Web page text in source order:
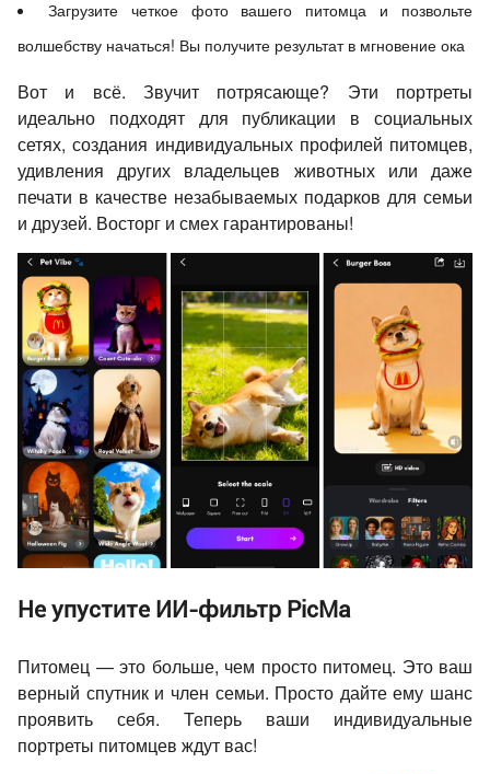
Загрузите четкое фото вашего питомца и позвольте
волшебству начаться! Вы получите результат в мгновение ока
Вот и всё. Звучит потрясающе? Эти портреты
идеально подходят для публикации в социальных
сетях, создания индивидуальных профилей питомцев,
удивления других владельцев животных или даже
печати в качестве незабываемых подарков для семьи
и друзей. Восторг и смех гарантированы!
Не упустите ИИ-фильтр PicMa
Питомец — это больше, чем просто питомец. Это ваш
верный спутник и член семьи. Просто дайте ему шанс
проявить себя. Теперь ваши индивидуальные
портреты питомцев ждут вас!